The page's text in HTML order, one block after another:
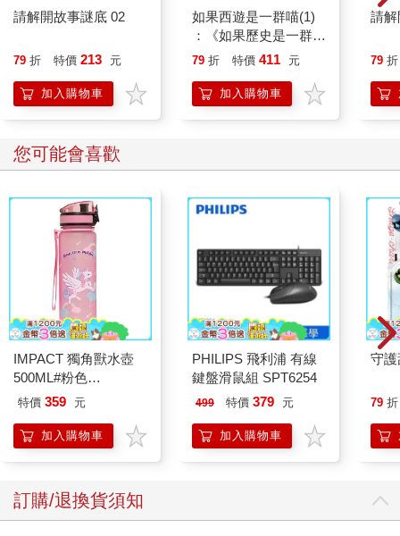
請解開故事謎底 02
79 折 特價 213 元
加入購物車
如果西遊是一群喵(1)
：《如果歷史是一群
喵》作者最新力作，附
79 折 特價 411 元
加入購物車
請解
79 折
您可能會喜歡
IMPACT 獨角獸水壺
500ML#粉色
IM00B11PK
特價 359 元
加入購物車
PHILIPS 飛利浦 有線
鍵盤滑鼠組 SPT6254
499 特價 379 元
加入購物車
守
79 折
訂購/退換貨須知